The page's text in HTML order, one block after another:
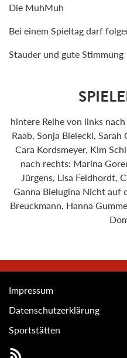
Die MuhMuh
Bei einem Spieltag darf
Stauder und gute Stimmung
hintere Reihe von links
Raab, Sonja Bielecki,
Cara Kordsmeyer, Kim
nach rechts: Marina
Jürgens, Lisa Feldhordt,
Ganna Bielugina Nicht auf
Breuckmann, Hanna
Impressum
Datenschutzerklärung
Sportstätten